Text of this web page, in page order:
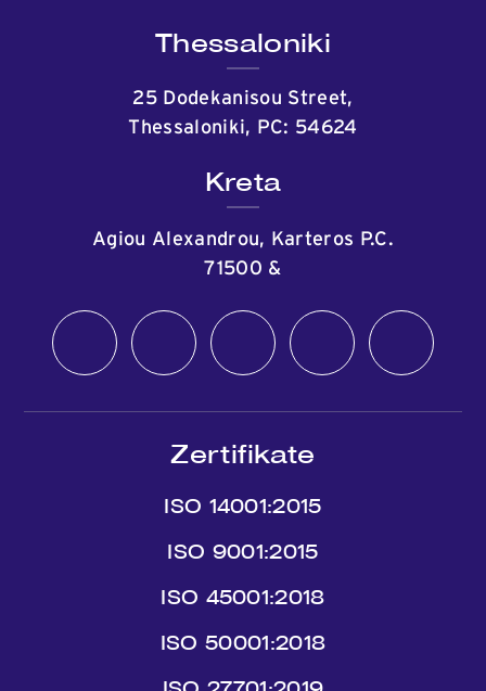
Thessaloniki
25 Dodekanisou Street,
Thessaloniki, PC: 54624
Kreta
Agiou Alexandrou, Karteros P.C.
71500 &
Zertifikate
ISO 14001:2015
ISO 9001:2015
ISO 45001:2018
ISO 50001:2018